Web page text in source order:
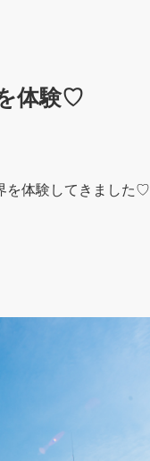
体験♡
を体験してきました♡